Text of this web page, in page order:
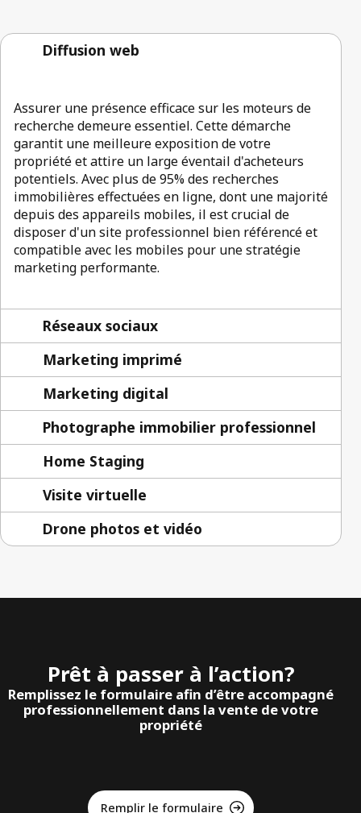
Diffusion web
Assurer une présence efficace sur les moteurs de
recherche demeure essentiel. Cette démarche
garantit une meilleure exposition de votre
propriété et attire un large éventail d'acheteurs
potentiels. Avec plus de 95% des recherches
immobilières effectuées en ligne, dont une majorité
depuis des appareils mobiles, il est crucial de
disposer d'un site professionnel bien référencé et
compatible avec les mobiles pour une stratégie
marketing performante.
Réseaux sociaux
Marketing imprimé
Marketing digital
Photographe immobilier professionnel
Home Staging
Visite virtuelle
Drone photos et vidéo
Prêt à passer à l’action?
Remplissez le formulaire afin d’être accompagné
professionnellement dans la vente de votre
propriété
Remplir le formulaire